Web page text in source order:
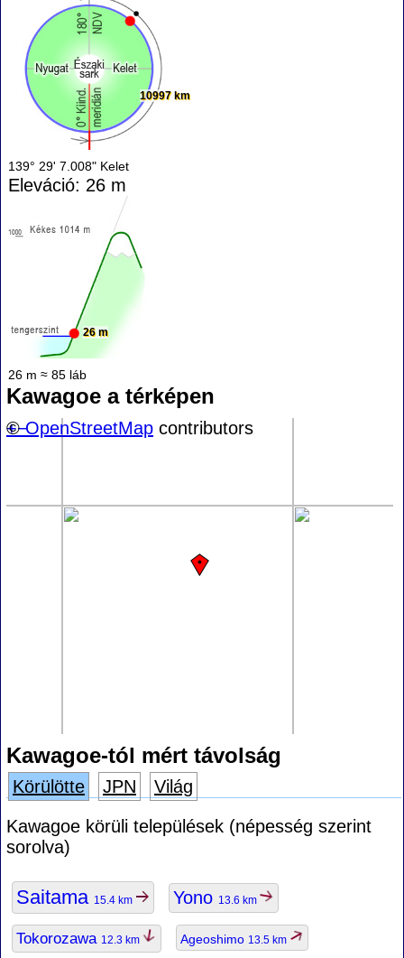
10997 km
139° 29' 7.008" Kelet
Eleváció: 26 m
26 m
26 m ≈ 85 láb
Kawagoe a térképen
+−
©OpenStreetMap contributors
Kawagoe-tól mért távolság
Körülötte JPN
Világ
Kawagoe körüli települések (népesség szerint
sorolva)
Saitama 15.4 km Yono 13.6 km
Tokorozawa 12.3 km Ageoshimo 13.5 km